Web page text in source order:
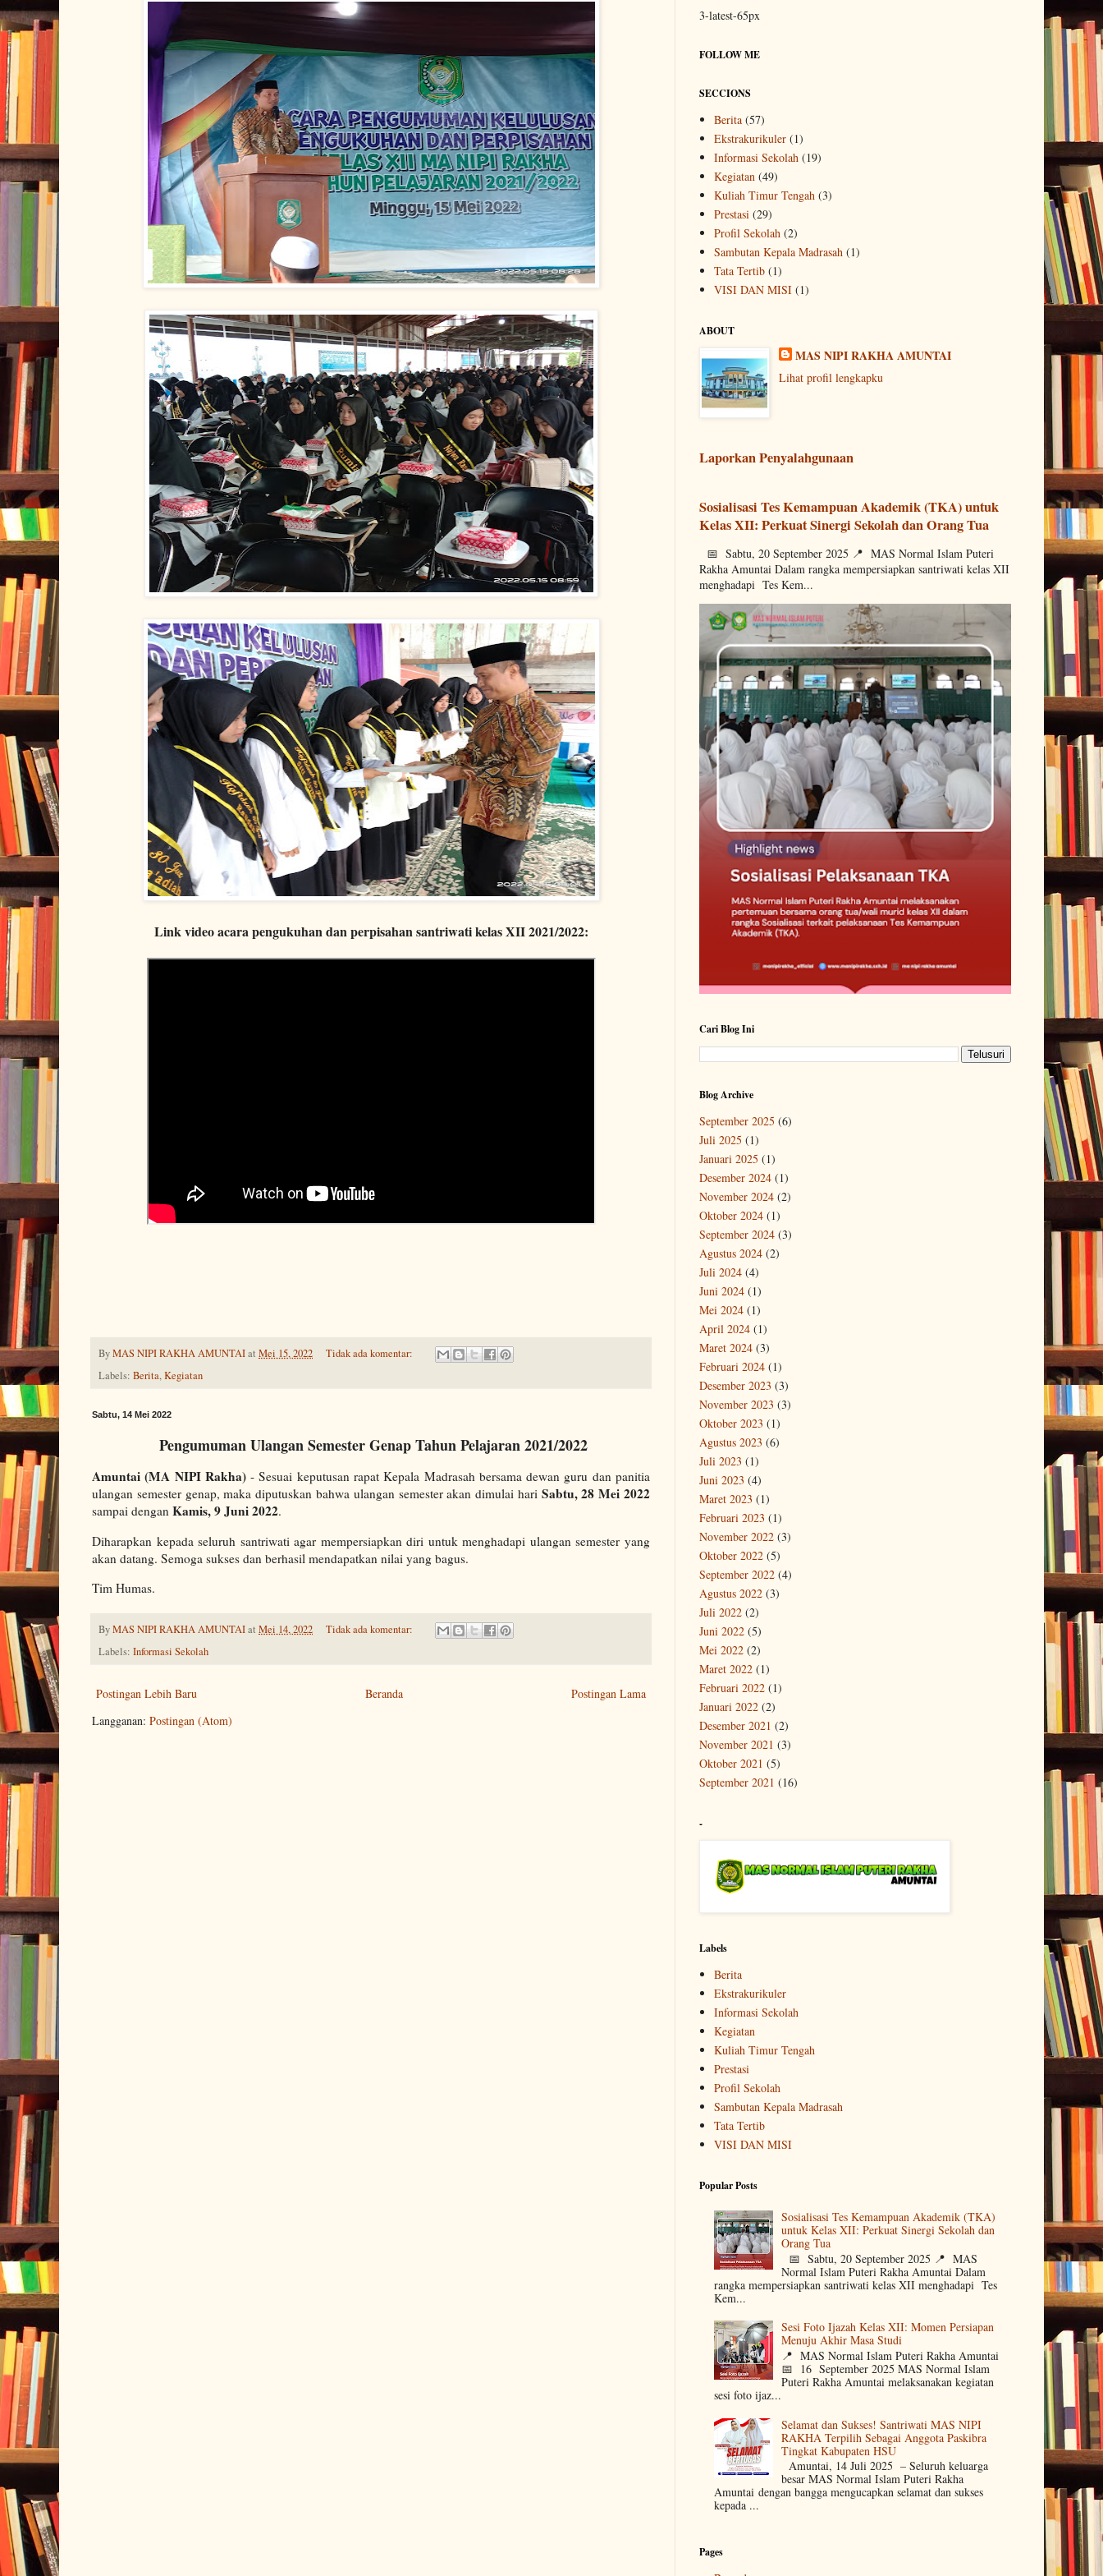
Link video acara pengukuhan dan perpisahan santriwati kelas XII 2021/2022:
ByMAS NIPI RAKHA AMUNTAIat Mei 15, 2022
Tidak ada komentar:
Labels: Berita,Kegiatan
Sabtu, 14 Mei 2022
Pengumuman Ulangan Semester Genap Tahun Pelajaran 2021/2022
Amuntai (MA NIPI Rakha)- Sesuai keputusan rapat Kepala Madrasah bersama dewan guru dan panitia
ulangan semester genap, maka diputuskan bahwa ulangan semester akan dimulai hari Sabtu, 28 Mei 2022
sampai dengan Kamis, 9 Juni 2022.
Diharapkan kepada seluruh santriwati agar mempersiapkan diri untuk menghadapi ulangan semester yang
akan datang. Semoga sukses dan berhasil mendapatkan nilai yang bagus.
Tim Humas.
ByMAS NIPI RAKHA AMUNTAIat Mei 14, 2022
Tidak ada komentar:
Labels: Informasi Sekolah
Postingan Lebih Baru Postingan Lama
Beranda
Langganan: Postingan (Atom)
3-latest-65px
FOLLOW ME
SECCIONS
Berita (57)
Ekstrakurikuler (1)
Informasi Sekolah (19)
Kegiatan (49)
Kuliah Timur Tengah (3)
Prestasi (29)
Profil Sekolah (2)
Sambutan Kepala Madrasah (1)
Tata Tertib (1)
VISI DAN MISI (1)
ABOUT
MAS NIPI RAKHA AMUNTAI
Lihat profil lengkapku
Laporkan Penyalahgunaan
Sosialisasi Tes Kemampuan Akademik (TKA) untuk
Kelas XII: Perkuat Sinergi Sekolah dan Orang Tua
📅 Sabtu, 20 September 2025 📍 MAS Normal Islam Puteri
Rakha Amuntai Dalam rangka mempersiapkan santriwati kelas XII
menghadapi Tes Kem...
Cari Blog Ini
Blog Archive
September 2025 (6)
Juli 2025 (1)
Januari 2025 (1)
Desember 2024 (1)
November 2024 (2)
Oktober 2024 (1)
September 2024 (3)
Agustus 2024 (2)
Juli 2024 (4)
Juni 2024 (1)
Mei 2024 (1)
April 2024 (1)
Maret 2024 (3)
Februari 2024 (1)
Desember 2023 (3)
November 2023 (3)
Oktober 2023 (1)
Agustus 2023 (6)
Juli 2023 (1)
Juni 2023 (4)
Maret 2023 (1)
Februari 2023 (1)
November 2022 (3)
Oktober 2022 (5)
September 2022 (4)
Agustus 2022 (3)
Juli 2022 (2)
Juni 2022 (5)
Mei 2022 (2)
Maret 2022 (1)
Februari 2022 (1)
Januari 2022 (2)
Desember 2021 (2)
November 2021 (3)
Oktober 2021 (5)
September 2021 (16)
-
Labels
Berita
Ekstrakurikuler
Informasi Sekolah
Kegiatan
Kuliah Timur Tengah
Prestasi
Profil Sekolah
Sambutan Kepala Madrasah
Tata Tertib
VISI DAN MISI
Popular Posts
Sosialisasi Tes Kemampuan Akademik (TKA)
untuk Kelas XII: Perkuat Sinergi Sekolah dan
Orang Tua
📅 Sabtu, 20 September 2025 📍 MAS
Normal Islam Puteri Rakha Amuntai Dalam
rangka mempersiapkan santriwati kelas XII menghadapi Tes
Kem...
Sesi Foto Ijazah Kelas XII: Momen Persiapan
Menuju Akhir Masa Studi
📍 MAS Normal Islam Puteri Rakha Amuntai
📅 16 September 2025 MAS Normal Islam
Puteri Rakha Amuntai melaksanakan kegiatan
sesi foto ijaz...
Selamat dan Sukses! Santriwati MAS NIPI
RAKHA Terpilih Sebagai Anggota Paskibra
Tingkat Kabupaten HSU
Amuntai, 14 Juli 2025 – Seluruh keluarga
besar MAS Normal Islam Puteri Rakha
Amuntai dengan bangga mengucapkan selamat dan sukses
kepada ...
Pages